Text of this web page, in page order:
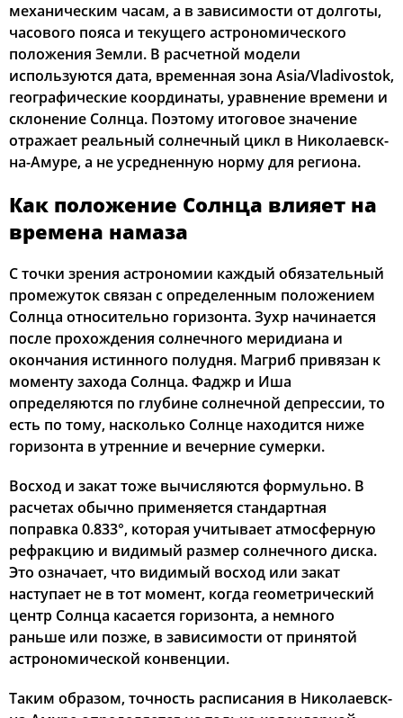
30, Вс 03:47 05:43 12:38 16:24 19:32 21:19
31, Пн 03:49 05:44 12:38 16:22 19:30
механическим часам, а в зависимости от долготы,
часового пояса и текущего астрономического
положения Земли. В расчетной модели
используются дата, временная зона Asia/Vladivostok,
географические координаты, уравнение времени и
склонение Солнца. Поэтому итоговое значение
отражает реальный солнечный цикл в Николаевск-
на-Амуре, а не усредненную норму для региона.
Как положение Солнца влияет на
времена намаза
С точки зрения астрономии каждый обязательный
промежуток связан с определенным положением
Солнца относительно горизонта. Зухр начинается
после прохождения солнечного меридиана и
окончания истинного полудня. Магриб привязан к
моменту захода Солнца. Фаджр и Иша
определяются по глубине солнечной депрессии, то
есть по тому, насколько Солнце находится ниже
горизонта в утренние и вечерние сумерки.
Восход и закат тоже вычисляются формульно. В
расчетах обычно применяется стандартная
поправка 0.833°, которая учитывает атмосферную
рефракцию и видимый размер солнечного диска.
Это означает, что видимый восход или закат
наступает не в тот момент, когда геометрический
центр Солнца касается горизонта, а немного
раньше или позже, в зависимости от принятой
астрономической конвенции.
Таким образом, точность расписания в Николаевск-